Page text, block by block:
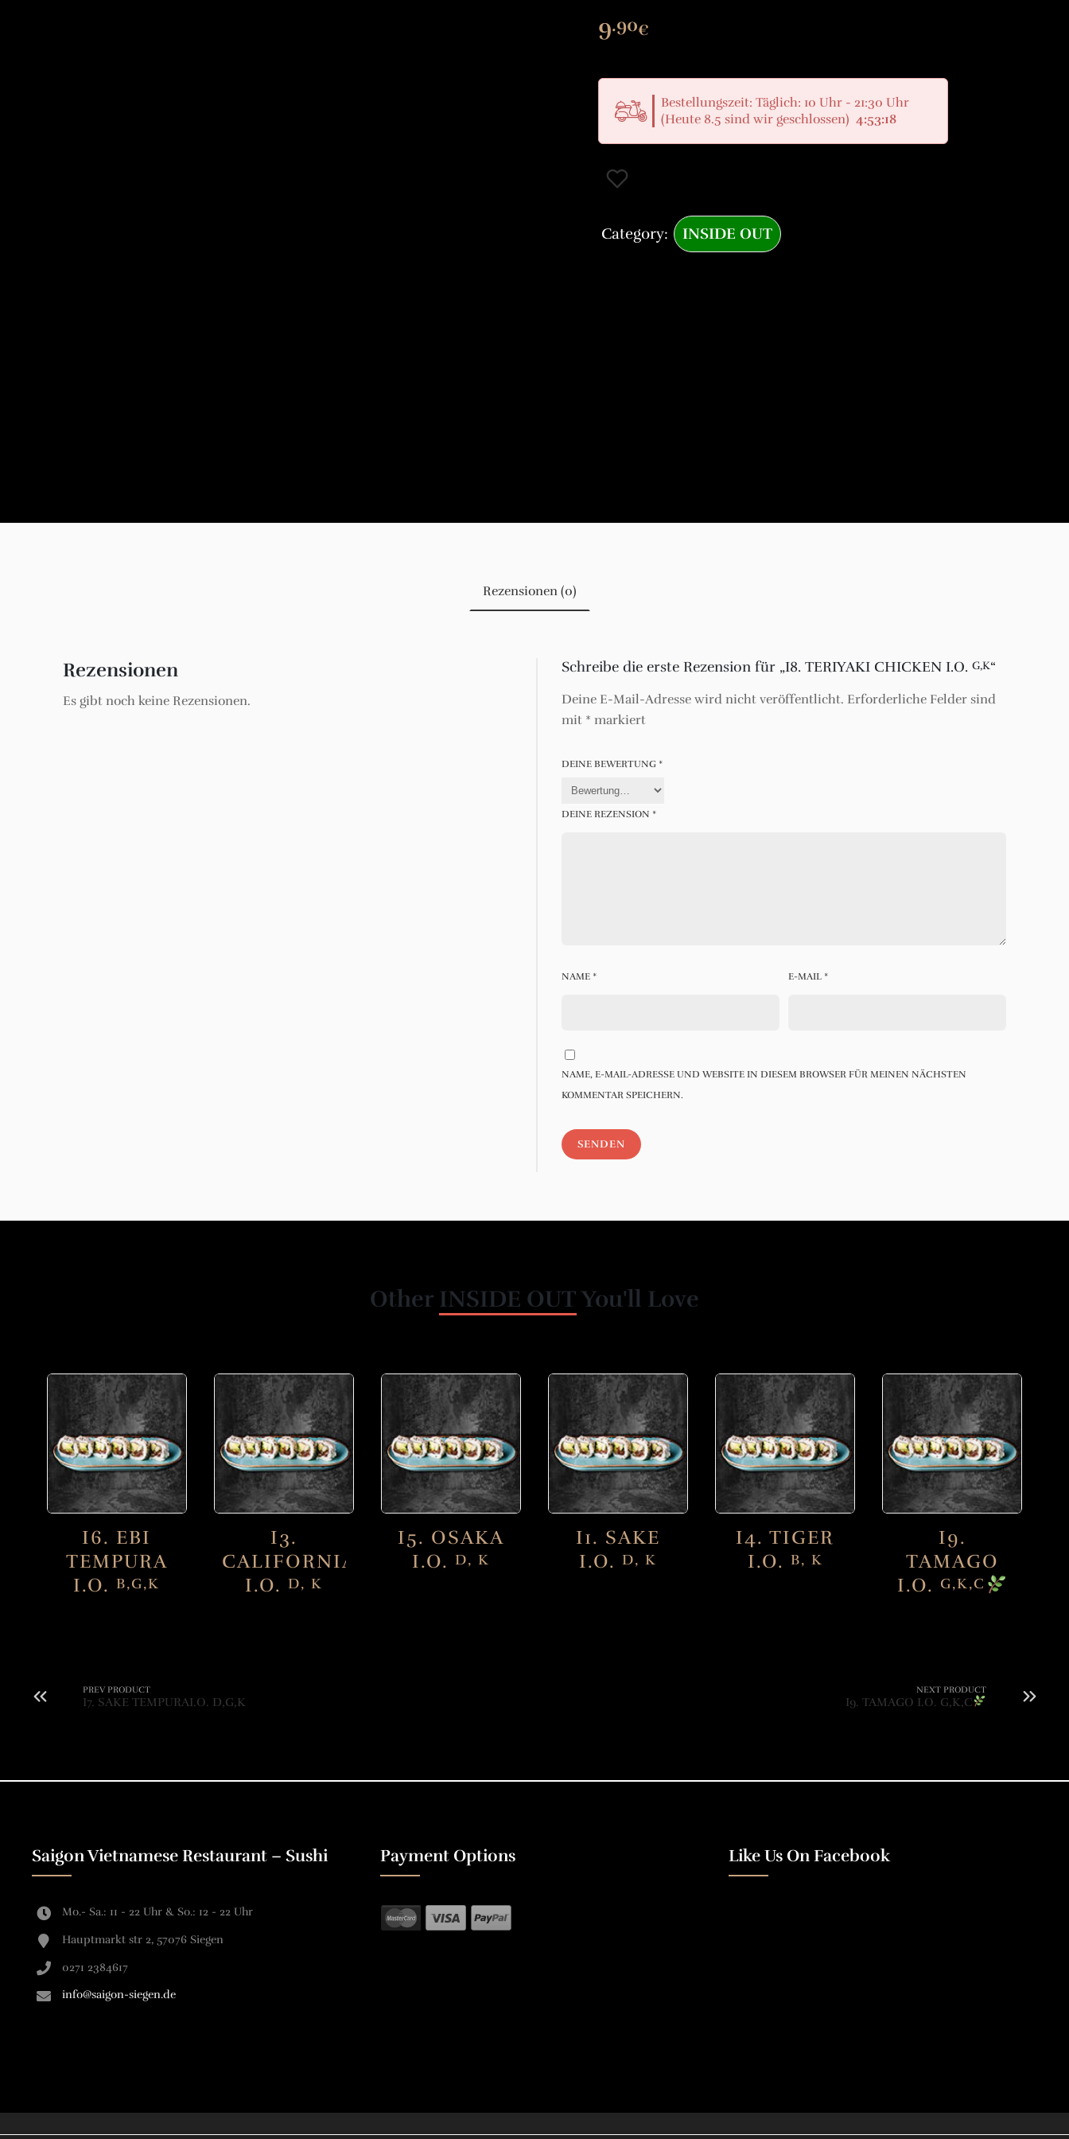
9.90€
Bestellungszeit: Täglich: 10 Uhr - 21:30 Uhr
(Heute 8.5 sind wir geschlossen) 4:53:17
Category: INSIDE OUT
Rezensionen (0)
Rezensionen
Es gibt noch keine Rezensionen.
Schreibe die erste Rezension für „I8. TERIYAKI CHICKEN I.O. G,K“
Deine E-Mail-Adresse wird nicht veröffentlicht. Erforderliche Felder sind
mit * markiert
DEINE BEWERTUNG *
DEINE REZENSION *
NAME * E-MAIL *
NAME, E-MAIL-ADRESSE UND WEBSITE IN DIESEM BROWSER FÜR MEINEN NÄCHSTEN
KOMMENTAR SPEICHERN.
Other INSIDE OUT You'll Love
I6. EBI
TEMPURA
I.O.B,G,K
I3.
CALIFORNIA
I.O. D, K
I5. OSAKA
I.O. D, K
I1. SAKE
I.O.D, K
I4. TIGER
I.O. B, K
I9.
TAMAGO
I.O. G,K,C
PREV PRODUCT
I7. SAKE TEMPURAI.O. D,G,K
NEXT PRODUCT
I9. TAMAGO I.O. G,K,C
Saigon Vietnamese Restaurant – Sushi
Mo.- Sa.: 11 - 22 Uhr & So.: 12 - 22 Uhr
Hauptmarkt str 2, 57076 Siegen
0271 2384617
info@saigon-siegen.de
Payment Options Like Us On Facebook